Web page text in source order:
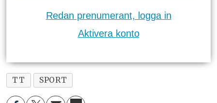
Redan prenumerant, logga in
Aktivera konto
TT SPORT